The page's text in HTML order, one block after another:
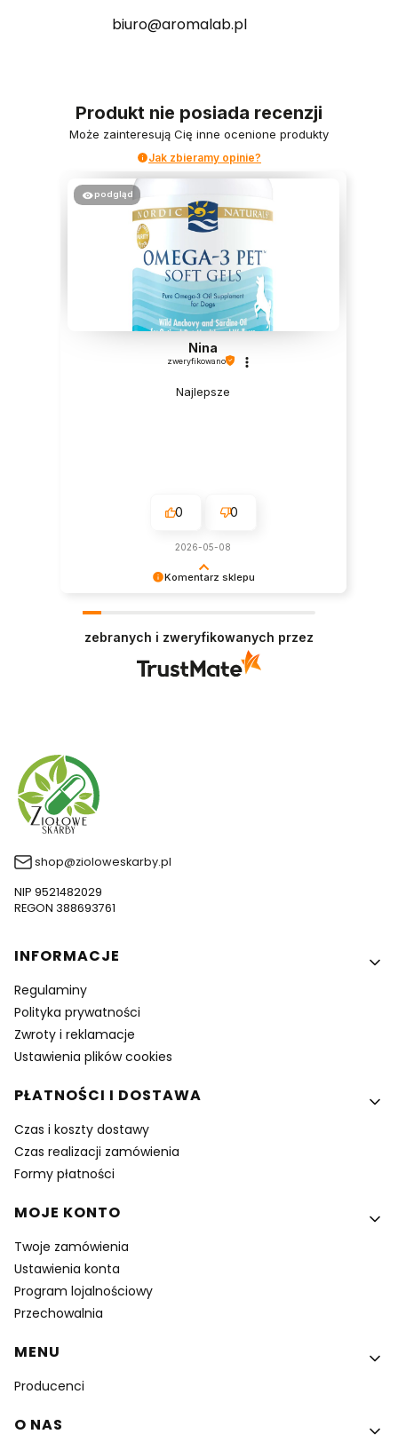
biuro@aromalab.pl
Produkt nie posiada recenzji
Może zainteresują Cię inne ocenione produkty
Jak zbieramy opinie?
Komentarz sklepu
Doceniamy czas i wysiłek włożony w podzielenie
się z nami Twoimi doświadczeniami. Do
podgląd
Nina
zweryfikowano
Najlepsze
0 0
2026-05-08
zebranych i zweryfikowanych przez
shop@zioloweskarby.pl
NIP 9521482029
REGON 388693761
Linki w stopce
INFORMACJE
Regulaminy
Polityka prywatności
Zwroty i reklamacje
Ustawienia plików cookies
PŁATNOŚCI I DOSTAWA
Czas i koszty dostawy
Czas realizacji zamówienia
Formy płatności
MOJE KONTO
Twoje zamówienia
Ustawienia konta
Program lojalnościowy
Przechowalnia
MENU
Producenci
O NAS